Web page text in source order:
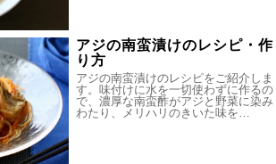
アジの南蛮漬けのレシピ・作
り方
アジの南蛮漬けのレシピをご紹介しま
す。味付けに水を一切使わずに作るの
で、濃厚な南蛮酢がアジと野菜に染み
わたり、メリハリのきいた味を…